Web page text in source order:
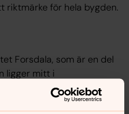
riktmärke för hela bygden.
Forsdala, som är en del
ligger mitt i
Forsdalaskolan.